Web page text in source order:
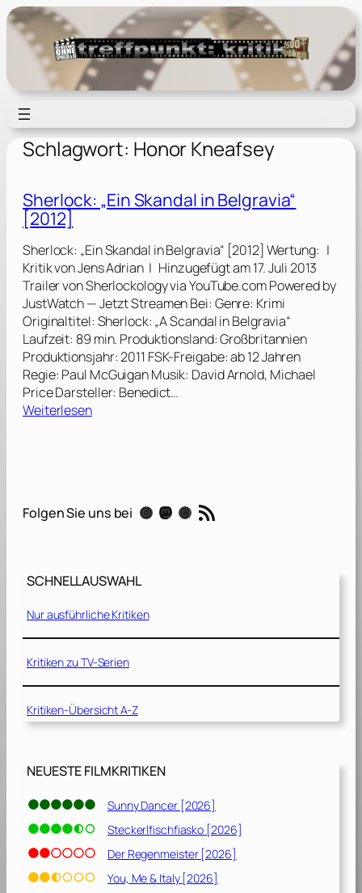
Zum
Inhalt
springen
Schlagwort: Honor Kneafsey
Sherlock: „Ein Skandal in Belgravia“
[2012]
Sherlock: „Ein Skandal in Belgravia“ [2012] Wertung: |
Kritik von Jens Adrian | Hinzugefügt am 17. Juli 2013
Trailer von Sherlockology via YouTube.com Powered by
JustWatch — Jetzt Streamen Bei: Genre: Krimi
Originaltitel: Sherlock: „A Scandal in Belgravia“
Laufzeit: 89 min. Produktionsland: Großbritannien
Produktionsjahr: 2011 FSK-Freigabe: ab 12 Jahren
Regie: Paul McGuigan Musik: David Arnold, Michael
Price Darsteller: Benedict…
Weiterlesen:
o
„
i
n
S
n
d
l
n
e
l
g
Folgen Sie uns bei Instagram Mastodon Threads RSS-Feed
SCHNELLAUSWAHL
Nur ausführliche Kritiken
Kritiken zu TV-Serien
Kritiken-Übersicht A-Z
NEUESTE FILMKRITIKEN
Sunny Dancer [2026]
Steckerlfischfiasko [2026]
Der Regenmeister [2026]
You, Me & Italy [2026]